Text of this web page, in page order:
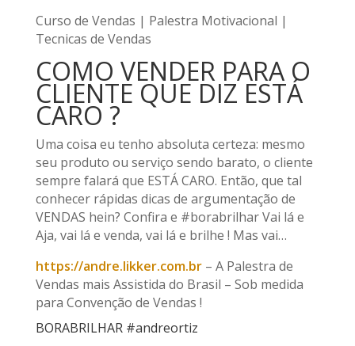
Curso de Vendas | Palestra Motivacional |
Tecnicas de Vendas
COMO VENDER PARA O
CLIENTE QUE DIZ ESTÁ
CARO ?
Uma coisa eu tenho absoluta certeza: mesmo
seu produto ou serviço sendo barato, o cliente
sempre falará que ESTÁ CARO. Então, que tal
conhecer rápidas dicas de argumentação de
VENDAS hein? Confira e #borabrilhar Vai lá e
Aja, vai lá e venda, vai lá e brilhe ! Mas vai…
https://andre.likker.com.br– A Palestra de
Vendas mais Assistida do Brasil – Sob medida
para Convenção de Vendas !
BORABRILHAR #andreortiz